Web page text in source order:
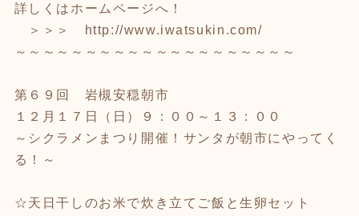
詳しくはホームページへ！
＞＞＞
http://www.iwatsukin.com/
～～～～～～～～～～～～～～～～～～～～
第６９回 岩槻安穏朝市
１２月１７日（日）９：００～１３：００
～シクラメンまつり開催！サンタが朝市にやってく
る！～
☆天日干しのお米で炊き立てご飯と生卵セット